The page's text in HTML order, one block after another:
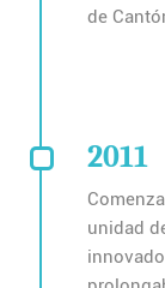
de
2011
unidad